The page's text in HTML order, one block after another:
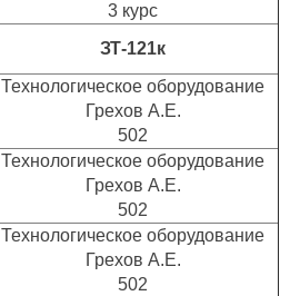
3 курс
ЗТ-121к
Технологическое оборудование
Грехов А.Е.
502
Технологическое оборудование
Грехов А.Е.
502
Технологическое оборудование
Грехов А.Е.
502